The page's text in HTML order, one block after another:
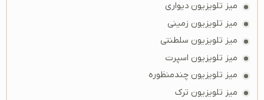
میز تلویزیون دیواری
میز تلویزیون زمینی
میز تلویزیون سلطنتی
میز تلویزیون اسپرت
میز تلویزیون چندمنظوره
میز تلویزیون ترک